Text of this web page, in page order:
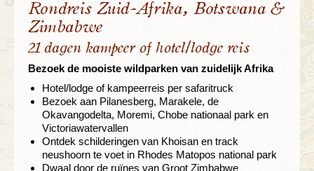
Rondreis Zuid-Afrika, Botswana &
Zimbabwe
21 dagen kampeer of hotel/lodge reis
Bezoek de mooiste wildparken van zuidelijk Afrika
Hotel/lodge of kampeerreis per safaritruck
Bezoek aan Pilanesberg, Marakele, de
Okavangodelta, Moremi, Chobe nationaal park en
Victoriawatervallen
Ontdek schilderingen van Khoisan en track
neushoorn te voet in Rhodes Matopos national park
Dwaal door de ruïnes van Groot Zimbabwe